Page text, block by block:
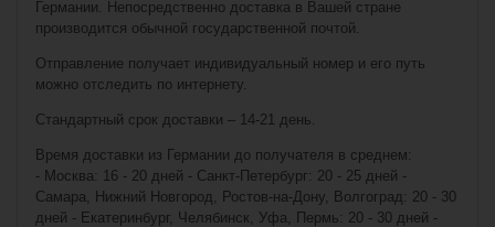
€14,90*
Свитер Bauer
Flex Practice
(детский)
€136,90*
Свитер Bauer
Flex Practice
(взрослый)
Германии. Непосредственно доставка в Вашей стране
производится обычной государственной почтой.
Отправление получает индивидуальный номер и его путь
можно отследить по интернету.
Стандартный срок доставки – 14-21 день.
Время доставки из Германии до получателя в среднем:
- Москва: 16 - 20 дней - Санкт-Петербург: 20 - 25 дней -
Самара, Нижний Новгород, Ростов-на-Дону, Волгоград: 20 - 30
дней - Екатеринбург, Челябинск, Уфа, Пермь: 20 - 30 дней -